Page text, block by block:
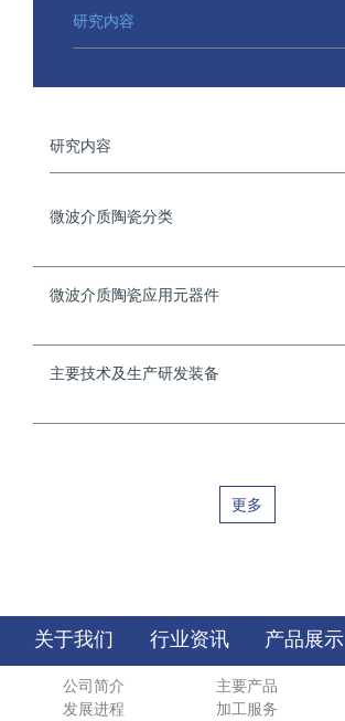
研究内容
研究内容
微波介质陶瓷分类
微波介质陶瓷应用元器件
主要技术及生产研发装备
更多
关于我们 行业资讯 产品展示
公司简介
发展进程
主要产品
加工服务